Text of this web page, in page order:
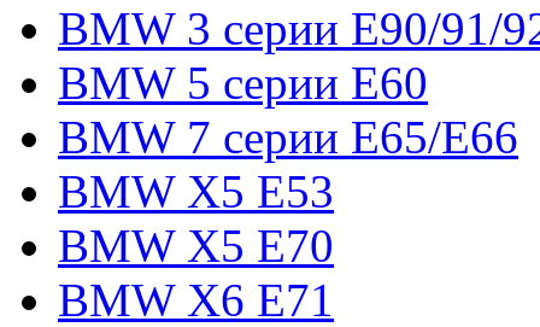
BMW 3 серии E90/91/
BMW 5 серии E60
BMW 7 серии E65/E66
BMW X5 E53
BMW X5 E70
BMW X6 E71